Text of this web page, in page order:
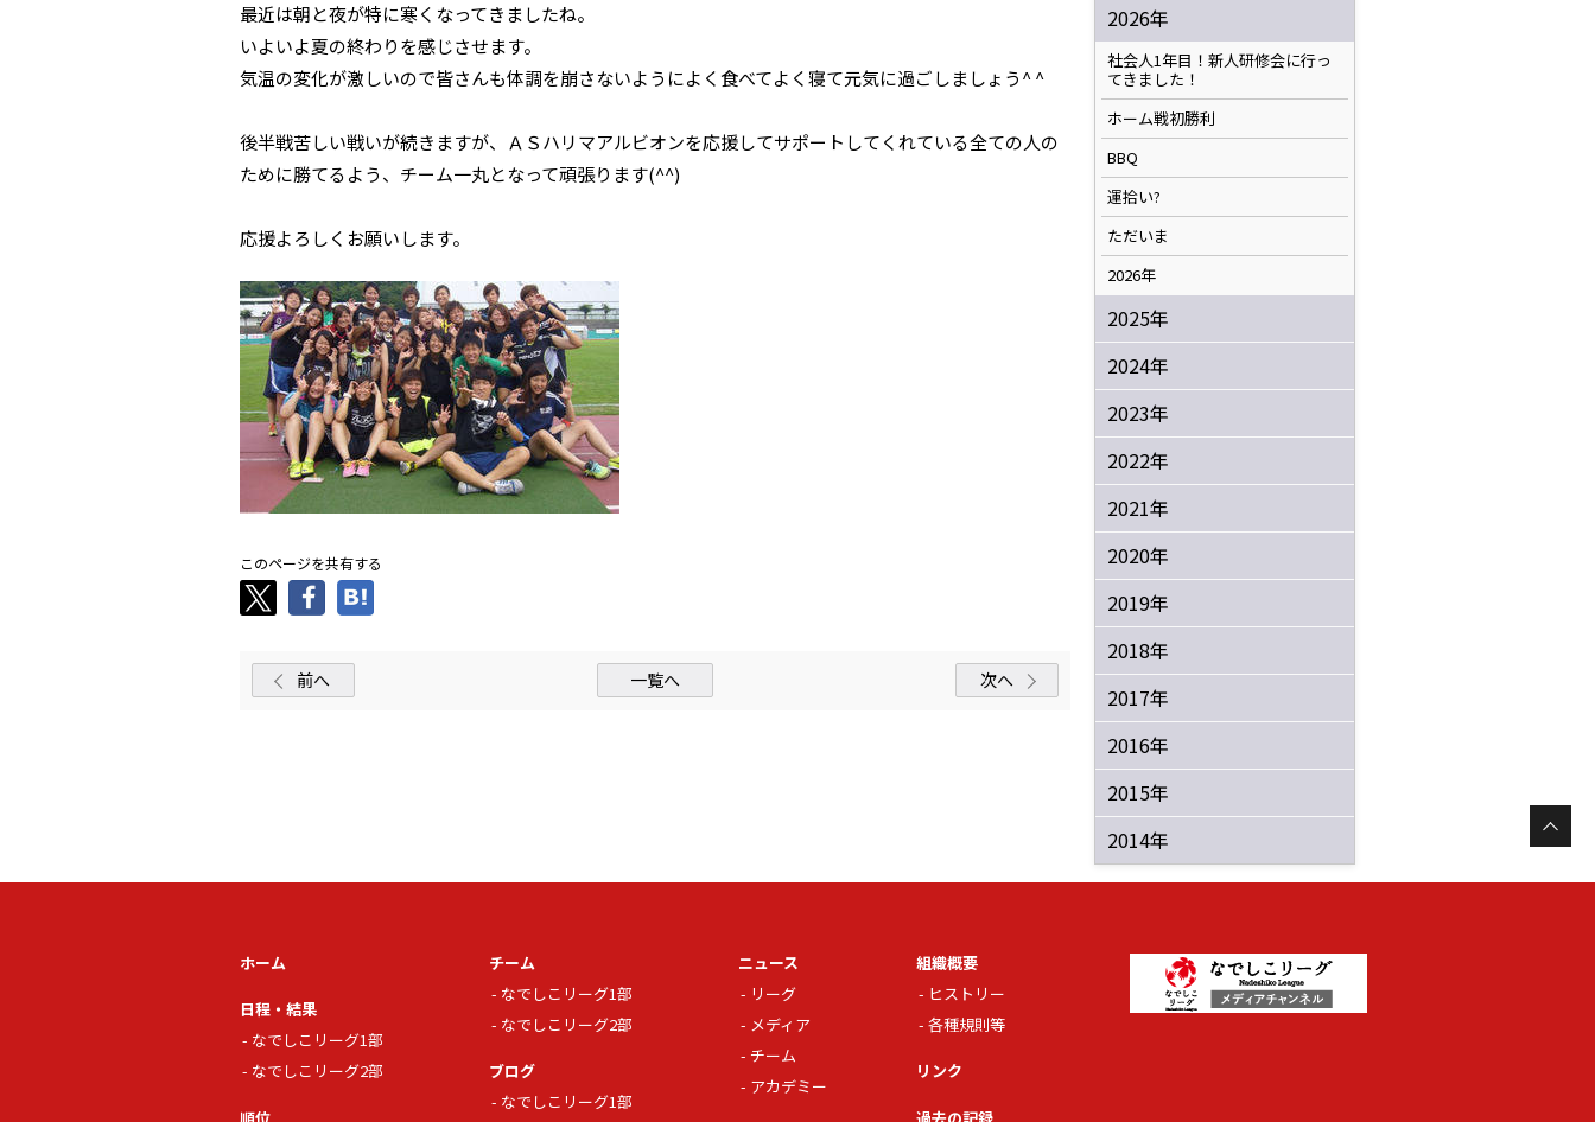
最近は朝と夜が特に寒くなってきましたね。
いよいよ夏の終わりを感じさせます。
気温の変化が激しいので皆さんも体調を崩さないようによく食べてよく寝て元気に過ごしましょう^ ^
後半戦苦しい戦いが続きますが、ＡＳハリマアルビオンを応援してサポートしてくれている全ての人の
ために勝てるよう、チーム一丸となって頑張ります(^^)
応援よろしくお願いします。
このページを共有する
前へ 一覧へ 次へ
2026年
社会人1年目！新人研修会に行っ
てきました！
ホーム戦初勝利
BBQ
運拾い?
ただいま
2026年
2025年
2024年
2023年
2022年
2021年
2020年
2019年
2018年
2017年
2016年
2015年
2014年
ホーム
日程・結果
なでしこリーグ1部
なでしこリーグ2部
チーム
なでしこリーグ1部
なでしこリーグ2部
ブログ
なでしこリーグ1部
ニュース
リーグ
メディア
チーム
アカデミー
組織概要
ヒストリー
各種規則等
リンク